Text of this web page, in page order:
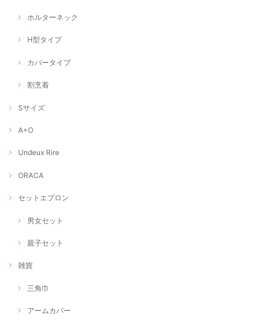
ホルターネック
H型タイプ
カバータイプ
割烹着
Sサイズ
A+O
Undeux Rire
ORACA
セットエプロン
男女セット
親子セット
雑貨
三角巾
アームカバー